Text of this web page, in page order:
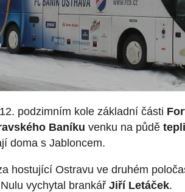
podzimním kole základní části
Baníku venku na půdě
doma s Jabloncem.
hostující Ostravu ve druhém
Nulu vychytal brankář Jiří Letáček.